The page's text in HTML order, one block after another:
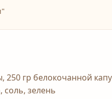
250 гр белокочанной
соль, зелень